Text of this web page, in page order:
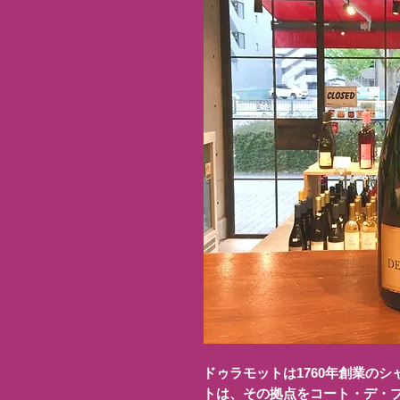
ドゥラモットは1760年創業の
トは、その拠点をコート・デ・